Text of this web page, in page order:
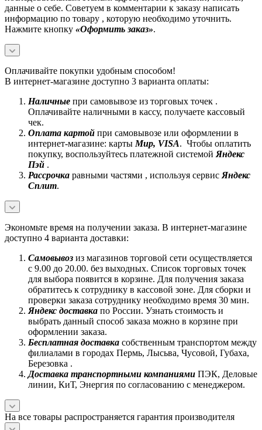
данные о себе. Советуем в комментарии к заказу написать
информацию по товару , которую необходимо уточнить.
Нажмите кнопку «Оформить заказ».
Оплачивайте покупки удобным способом!
В интернет-магазине доступно 3 варианта оплаты:
Наличные при самовывозе из торговых точек .
Оплачивайте наличными в кассу, получаете кассовый
чек.
Оплата картой при самовывозе или оформлении в
интернет-магазине: карты Mир, VISA. Чтобы оплатить
покупку, воспользуйтесь платежной системой Яндекс
Пэй .
Рассрочка равными частями , используя сервис Яндекс
Сплит.
Экономьте время на получении заказа. В интернет-магазине
доступно 4 варианта доставки:
Самовывоз из магазинов торговой сети осуществляется
с 9.00 до 20.00. без выходных. Список торговых точек
для выбора появится в корзине. Для получения заказа
обратитесь к сотруднику в кассовой зоне. Для сборки и
проверки заказа сотруднику необходимо время 30 мин.
Яндекс доставка по России. Узнать стоимость и
выбрать данный способ заказа можно в корзине при
оформлении заказа.
Бесплатная доставка собственным транспортом между
филиалами в городах Пермь, Лысьва, Чусовой, Губаха,
Березовка .
Доставка транспортными компаниями ПЭК, Деловые
линии, КиТ, Энергия по согласованию с менеджером.
На все товары распространяется гарантия производителя